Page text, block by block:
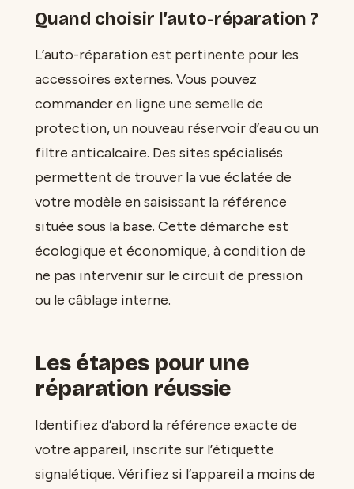
Quand choisir l’auto-réparation ?
L’auto-réparation est pertinente pour les
accessoires externes. Vous pouvez
commander en ligne une semelle de
protection, un nouveau réservoir d’eau ou un
filtre anticalcaire. Des sites spécialisés
permettent de trouver la vue éclatée de
votre modèle en saisissant la référence
située sous la base. Cette démarche est
écologique et économique, à condition de
ne pas intervenir sur le circuit de pression
ou le câblage interne.
Les étapes pour une
réparation réussie
Identifiez d’abord la référence exacte de
votre appareil, inscrite sur l’étiquette
signalétique. Vérifiez si l’appareil a moins de